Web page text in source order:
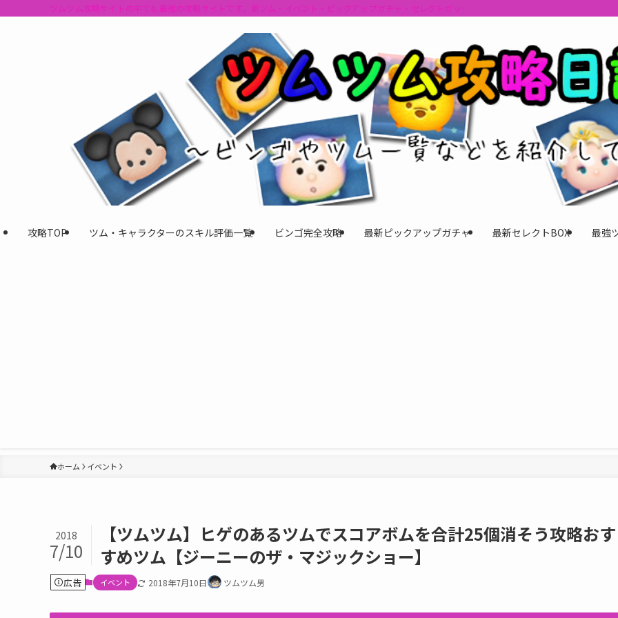
ツムツム攻略サイトの中でも最強の攻略サイトです。新ツム・イベント・ピックアップガチャ・セレクトボックスの情報を最速で提供しビンゴの
攻略TOP ツム・キャラクターのスキル評価一覧 ビンゴ完全攻略 最新ピックアップガチャ 最新セレクトBOX 最強
ホーム イベント
【ツムツム】ヒゲのあるツムでスコアボムを合計25個消そう攻略おす
すめツム【ジーニーのザ・マジックショー】
2018
7/10
広告 イベント 2018年7月10日 ツムツム男